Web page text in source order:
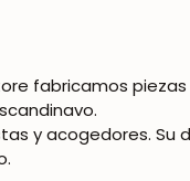
fabricamos
y acogedores. Su